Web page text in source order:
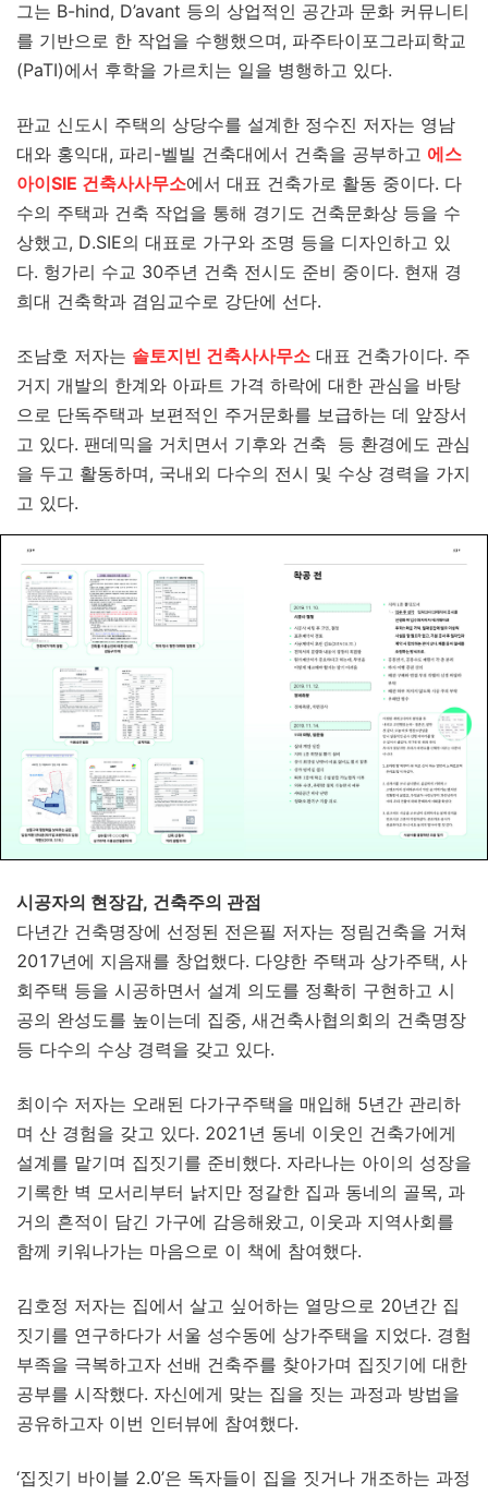
그는 B-hind, D’avant 등의 상업적인 공간과 문화 커뮤니티
를 기반으로 한 작업을 수행했으며, 파주타이포그라피학교
(PaTI)에서 후학을 가르치는 일을 병행하고 있다.
판교 신도시 주택의 상당수를 설계한 정수진 저자는 영남
대와 홍익대, 파리-벨빌 건축대에서 건축을 공부하고 에스
아이SIE 건축사사무소에서 대표 건축가로 활동 중이다. 다
수의 주택과 건축 작업을 통해 경기도 건축문화상 등을 수
상했고, D.SIE의 대표로 가구와 조명 등을 디자인하고 있
다. 헝가리 수교 30주년 건축 전시도 준비 중이다. 현재 경
희대 건축학과 겸임교수로 강단에 선다.
조남호 저자는 솔토지빈 건축사사무소 대표 건축가이다. 주
거지 개발의 한계와 아파트 가격 하락에 대한 관심을 바탕
으로 단독주택과 보편적인 주거문화를 보급하는 데 앞장서
고 있다. 팬데믹을 거치면서 기후와 건축 등 환경에도 관심
을 두고 활동하며, 국내외 다수의 전시 및 수상 경력을 가지
고 있다.
시공자의 현장감, 건축주의 관점
다년간 건축명장에 선정된 전은필 저자는 정림건축을 거쳐
2017년에 지음재를 창업했다. 다양한 주택과 상가주택, 사
회주택 등을 시공하면서 설계 의도를 정확히 구현하고 시
공의 완성도를 높이는데 집중, 새건축사협의회의 건축명장
등 다수의 수상 경력을 갖고 있다.
최이수 저자는 오래된 다가구주택을 매입해 5년간 관리하
며 산 경험을 갖고 있다. 2021년 동네 이웃인 건축가에게
설계를 맡기며 집짓기를 준비했다. 자라나는 아이의 성장을
기록한 벽 모서리부터 낡지만 정갈한 집과 동네의 골목, 과
거의 흔적이 담긴 가구에 감응해왔고, 이웃과 지역사회를
함께 키워나가는 마음으로 이 책에 참여했다.
김호정 저자는 집에서 살고 싶어하는 열망으로 20년간 집
짓기를 연구하다가 서울 성수동에 상가주택을 지었다. 경험
부족을 극복하고자 선배 건축주를 찾아가며 집짓기에 대한
공부를 시작했다. 자신에게 맞는 집을 짓는 과정과 방법을
공유하고자 이번 인터뷰에 참여했다.
‘집짓기 바이블 2.0’은 독자들이 집을 짓거나 개조하는 과정